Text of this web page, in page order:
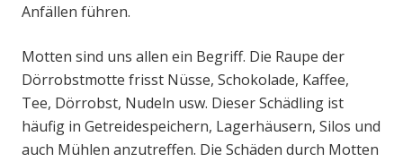
Anfällen führen.
Motten sind uns allen ein Begriff. Die Raupe der
Dörrobstmotte frisst Nüsse, Schokolade, Kaffee,
Tee, Dörrobst, Nudeln usw. Dieser Schädling ist
häufig in Getreidespeichern, Lagerhäusern, Silos und
auch Mühlen anzutreffen. Die Schäden durch Motten